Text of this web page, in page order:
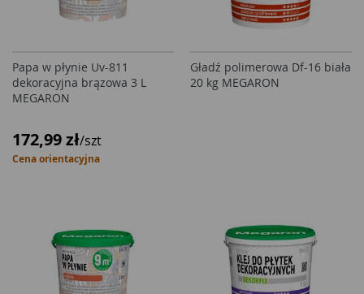
Papa w płynie Uv-811
dekoracyjna brązowa 3 L
MEGARON
172,99 zł/szt
Cena orientacyjna
Gładź polimerowa Df-16 biała
20 kg MEGARON